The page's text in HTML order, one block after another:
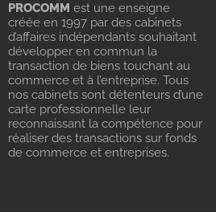
PROCOMM est une enseigne
créée en 1997 par des cabinets
d’affaires indépendants souhaitant
développer en commun la
transaction de biens touchant au
commerce et à l’entreprise. Tous
nos cabinets sont détenteurs d’une
carte professionnelle leur
reconnaissant la compétence pour
réaliser des transactions sur fonds
de commerce et entreprises.